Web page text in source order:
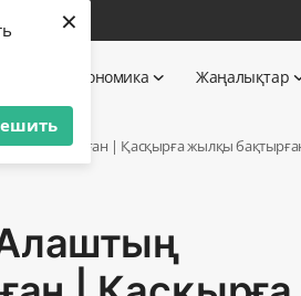
×
Экономика Жаңалықтар
болжаған | Қасқырға жылқы